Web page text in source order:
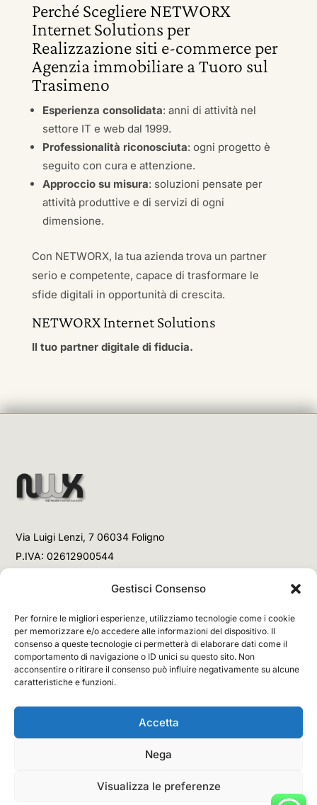
Gestisci Consenso
Per fornire le migliori esperienze, utilizziamo tecnologie come i cookie
per memorizzare e/o accedere alle informazioni del dispositivo. Il
consenso a queste tecnologie ci permetterà di elaborare dati come il
comportamento di navigazione o ID unici su questo sito. Non
acconsentire o ritirare il consenso può influire negativamente su alcune
caratteristiche e funzioni.
Accetta
Nega
Visualizza le preferenze
Perché Scegliere NETWORX
Internet Solutions per
Realizzazione siti e-commerce per
Agenzia immobiliare a Tuoro sul
Trasimeno
Esperienza consolidata: anni di attività nel
settore IT e web dal 1999.
Professionalità riconosciuta: ogni progetto è
seguito con cura e attenzione.
Approccio su misura: soluzioni pensate per
attività produttive e di servizi di ogni
dimensione.
Con NETWORX, la tua azienda trova un partner
serio e competente, capace di trasformare le
sfide digitali in opportunità di crescita.
NETWORX Internet Solutions
Il tuo partner digitale di fiducia.
Via Luigi Lenzi, 7 06034 Foligno
P.IVA: 02612900544
+39 3477853708 (Chiamata)
Email
info@networx.it
Copyright © 2026 NETWORX Internet Solutions. All